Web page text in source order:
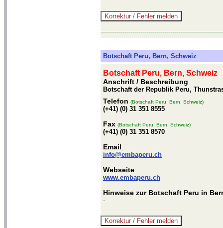
Botschaft Peru, Bern, Schweiz
Botschaft Peru, Bern, Schweiz
Anschrift / Beschreibung
Botschaft der Republik Peru,
Telefon (Botschaft Peru, Bern, Schweiz)
(+41) (0) 31 351 8555
Fax (Botschaft Peru, Bern, Schweiz)
(+41) (0) 31 351 8570
Email
info@embaperu.ch
Webseite
www.embaperu.ch
Hinweise zur Botschaft Peru in
-